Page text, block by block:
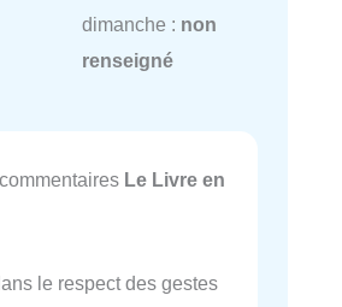
dimanche : non
renseigné
Le Livre en
le respect des gestes